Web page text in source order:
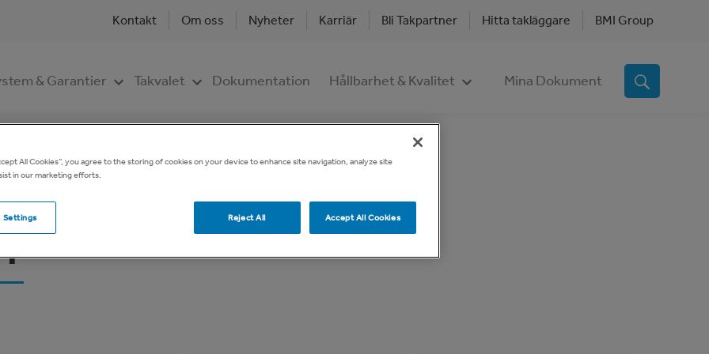
Kontakt Om oss Nyheter Karriär Bli Takpartner Hitta takläggare BMI Group
& Garantier Takvalet Dokumentation Hållbarhet & Kvalitet Mina Dokument
plåttak
All Cookies”, you agree to the storing of cookies on your device to enhance site navigation, analyze site
in our marketing efforts.
Settings Reject All Accept All Cookies